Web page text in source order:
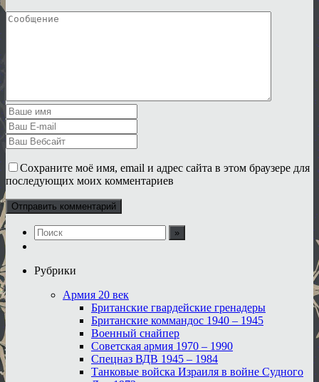
Сохраните моё имя, email и адрес сайта в этом браузере для
последующих моих комментариев
Рубрики
Армия 20 век
Британские гвардейские гренадеры
Британские коммандос 1940 – 1945
Военный снайпер
Советская армия 1970 – 1990
Спецназ ВДВ 1945 – 1984
Танковые войска Израиля в войне Судного